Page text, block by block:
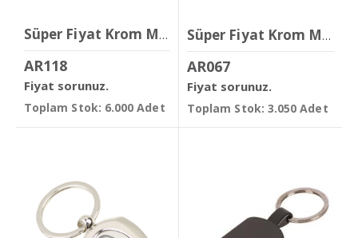
Süper Fiyat Krom Metal Anahtarlık
AR118
Fiyat sorunuz.
Toplam Stok: 6.000 Adet
Süper Fiyat Krom Metal Anahtarlık
AR067
Fiyat sorunuz.
Toplam Stok: 3.050 Adet